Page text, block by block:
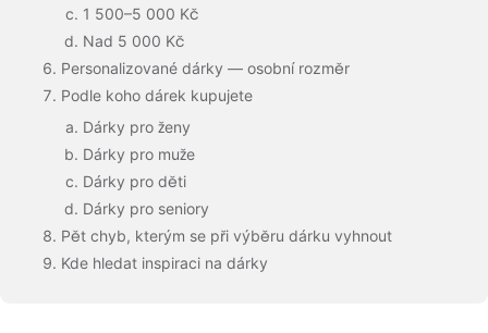
1 500–5 000 Kč
Nad 5 000 Kč
Personalizované dárky — osobní rozměr
Podle koho dárek kupujete
Dárky pro ženy
Dárky pro muže
Dárky pro děti
Dárky pro seniory
Pět chyb, kterým se při výběru dárku vyhnout
Kde hledat inspiraci na dárky